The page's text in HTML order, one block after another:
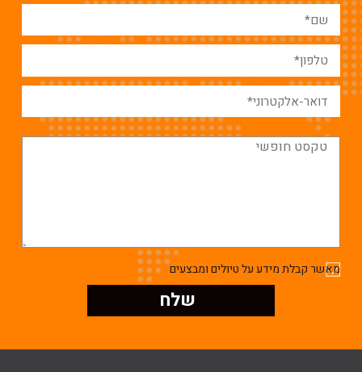
מאשר קבלת מידע על טיולים ומבצעים